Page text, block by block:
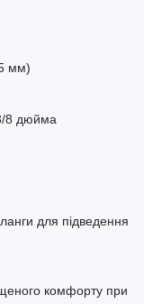
мм)
8 дюйма
для підведення
комфорту при